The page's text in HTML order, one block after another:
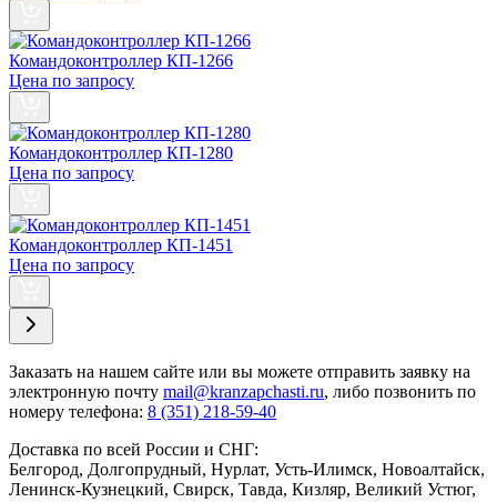
Командоконтроллер КП-1266
Цена по запросу
Командоконтроллер КП-1280
Цена по запросу
Командоконтроллер КП-1451
Цена по запросу
Заказать на нашем сайте или вы можете отправить заявку на
электронную почту mail@kranzapchasti.ru, либо позвонить по
номеру телефона: 8 (351) 218-59-40
Доставка по всей России и СНГ:
Белгород, Долгопрудный, Нурлат, Усть-Илимск, Новоалтайск,
Ленинск-Кузнецкий, Свирск, Тавда, Кизляр, Великий Устюг,